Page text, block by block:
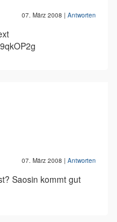
07. März 2008 | Antworten
07. März 2008 | Antworten
Saosin kommt gut